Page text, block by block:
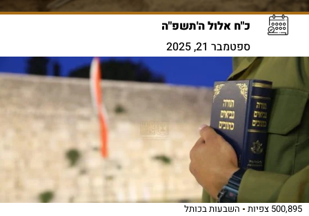
כ"ח אלול ה'תשפ"ה
ספטמבר 21, 2025
500,895 צפיות השבעות בכותל